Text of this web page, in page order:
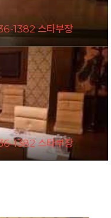
1382 스타부장
1382 스타부장